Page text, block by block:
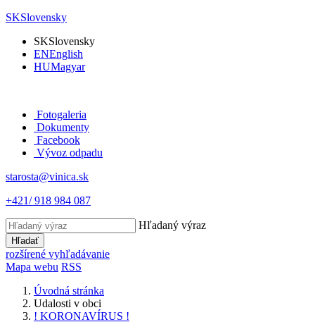
SKSlovensky
SKSlovensky
ENEnglish
HUMagyar
Fotogaleria
Dokumenty
Facebook
Vývoz odpadu
starosta@vinica.sk
+421/ 918 984 087
Hľadaný výraz
Hľadať
rozšírené vyhľadávanie
Mapa webu RSS
Úvodná stránka
Udalosti v obci
! KORONAVÍRUS !